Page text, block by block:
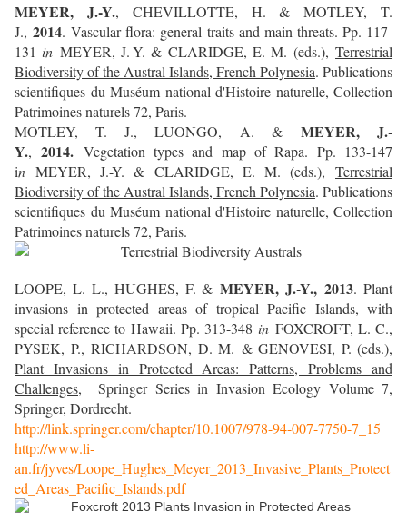
MEYER, J.-Y., CHEVILLOTTE, H. & MOTLEY, T.
J.,2014. Vascular flora: general traits and main threats. Pp. 117-
131 in MEYER, J.-Y. & CLARIDGE, E. M. (eds.),Terrestrial
Biodiversity of the Austral Islands, French Polynesia. Publications
scientifiques du Muséum national d'Histoire naturelle, Collection
Patrimoines naturels 72, Paris.
MOTLEY, T. J., LUONGO, A. & MEYER, J.-
Y., 2014. Vegetation types and map of Rapa. Pp. 133-147
inMEYER, J.-Y. & CLARIDGE, E. M. (eds.), Terrestrial
Biodiversity of the Austral Islands, French Polynesia. Publications
scientifiques du Muséum national d'Histoire naturelle, Collection
Patrimoines naturels 72, Paris.
LOOPE, L. L., HUGHES, F. &MEYER, J.-Y., 2013. Plant
invasions in protected areas of tropical Pacific Islands, with
special reference to Hawaii. Pp. 313-348 in FOXCROFT, L. C.,
PYSEK, P., RICHARDSON, D. M. & GENOVESI, P. (eds.),
Plant Invasions in Protected Areas: Patterns, Problems and
Challenges, Springer Series in Invasion Ecology Volume 7,
Springer, Dordrecht.
http://link.springer.com/chapter/10.1007/978-94-007-7750-7_15
http://www.li-
an.fr/jyves/Loope_Hughes_Meyer_2013_Invasive_Plants_Protect
ed_Areas_Pacific_Islands.pdf